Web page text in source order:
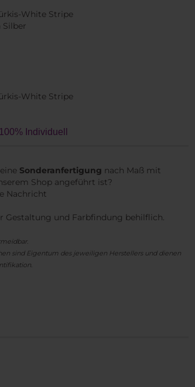
White Stripe
Silber
White Stripe
Individuell
Sonderanfertigung nach Maß mit
Shop angeführt ist?
Nachricht
Gestaltung und Farbfindung behilflich.
sind Eigentum des jeweiligen Herstellers und dienen